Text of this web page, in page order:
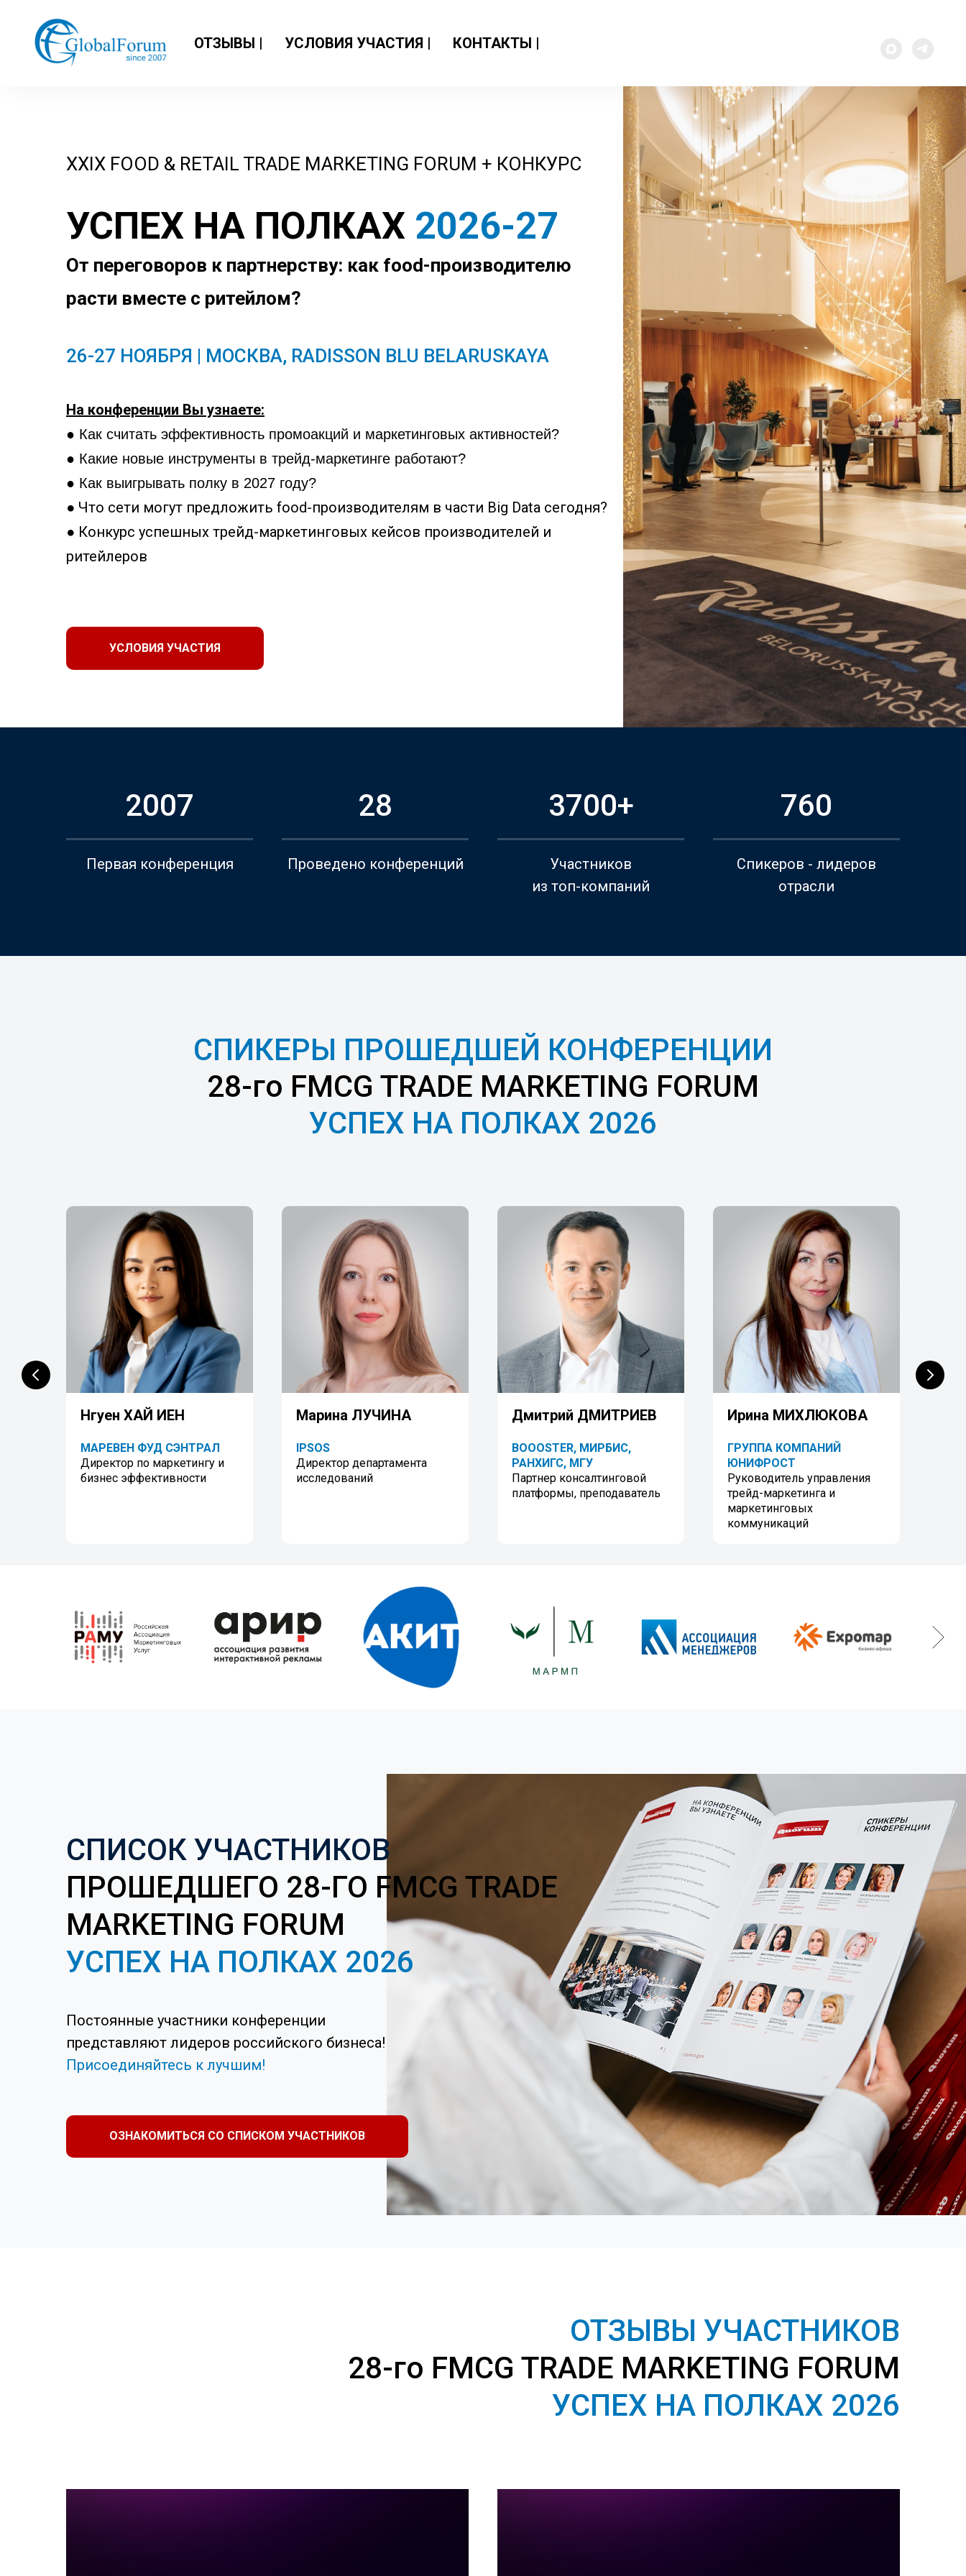
ОТЗЫВЫ | УСЛОВИЯ УЧАСТИЯ | КОНТАКТЫ |
XXIX FOOD & RETAIL TRADE MARKETING FORUM + КОНКУРС
УСПЕХ НА ПОЛКАХ 2026-27
От переговоров к партнерству: как food-производителю
расти вместе с ритейлом?
26-27 НОЯБРЯ | МОСКВА, RADISSON BLU BELARUSKAYA
На конференции Вы узнаете:
● Как считать эффективность промоакций и маркетинговых активностей?
● Какие новые инструменты в трейд-маркетинге работают?
● Как выигрывать полку в 2027 году?
● Что сети могут предложить food-производителям в части Big Data сегодня?
● Конкурс успешных трейд-маркетинговых кейсов производителей и
ритейлеров
УСЛОВИЯ УЧАСТИЯ
2007
Первая конференция
28
Проведено конференций
3700+
Участников
из топ-компаний
760
Спикеров - лидеров
отрасли
СПИКЕРЫ ПРОШЕДШЕЙ КОНФЕРЕНЦИИ
28-го FMCG TRADE MARKETING FORUM
УСПЕХ НА ПОЛКАХ 2026
Нгуен ХАЙ ИЕН
МАРЕВЕН ФУД СЭНТРАЛ
Директор по маркетингу и
бизнес эффективности
Марина ЛУЧИНА
IPSOS
Директор департамента
исследований
Дмитрий ДМИТРИЕВ
BOOOSTER, МИРБИС,
РАНХИГС, МГУ
Партнер консалтинговой
платформы, преподаватель
Ирина МИХЛЮКОВА
ГРУППА КОМПАНИЙ
ЮНИФРОСТ
Руководитель управления
трейд-маркетинга и
маркетинговых
коммуникаций
СПИСОК УЧАСТНИКОВ
ПРОШЕДШЕГО 28-ГО FMCG TRADE
MARKETING FORUM
УСПЕХ НА ПОЛКАХ 2026
Постоянные участники конференции
представляют лидеров российского бизнеса!
Присоединяйтесь к лучшим!
ОЗНАКОМИТЬСЯ СО СПИСКОМ УЧАСТНИКОВ
ОТЗЫВЫ УЧАСТНИКОВ
28-го FMCG TRADE MARKETING FORUM
УСПЕХ НА ПОЛКАХ 2026